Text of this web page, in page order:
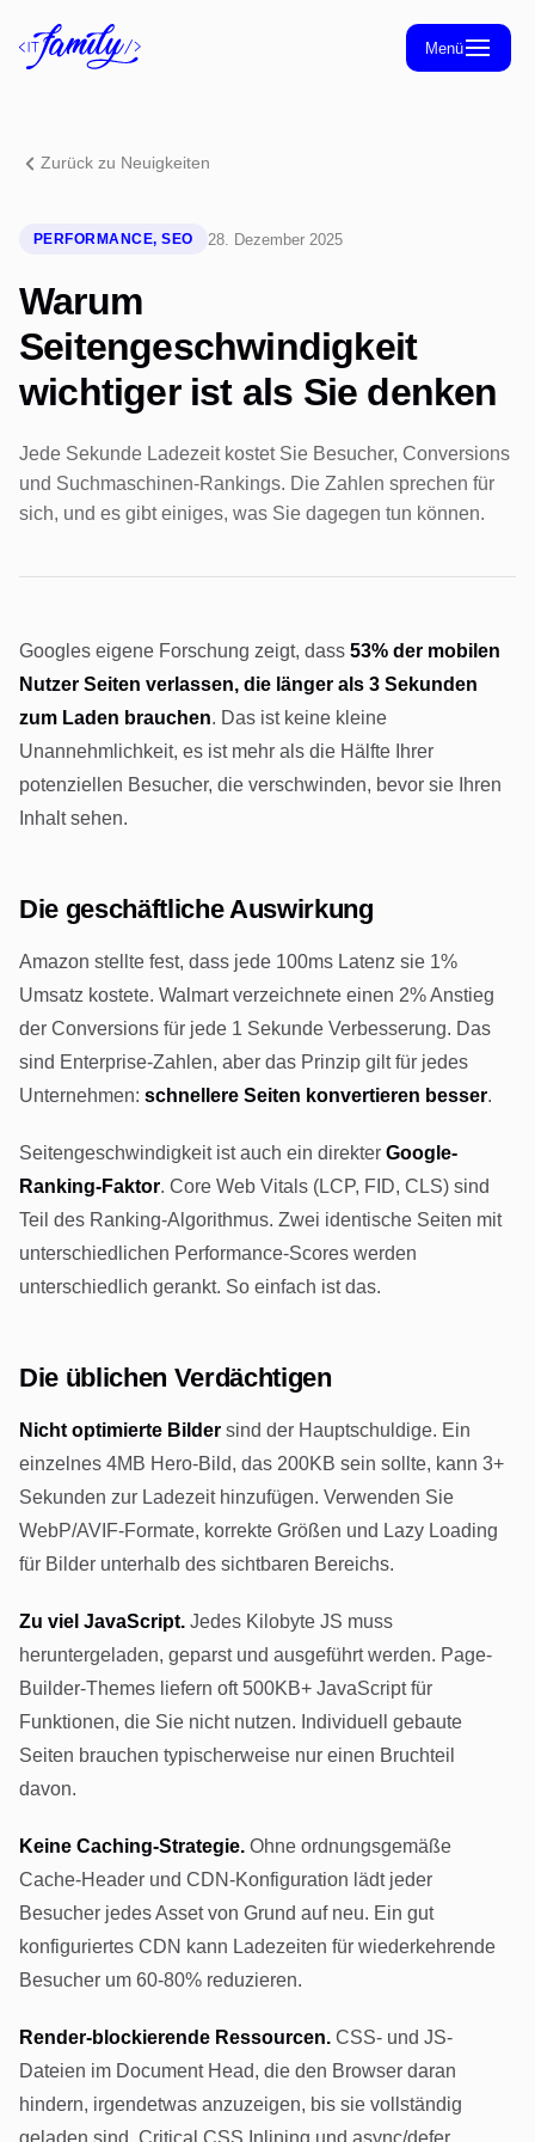
Menü
Zurück zu Neuigkeiten
PERFORMANCE, SEO 28. Dezember 2025
Warum
Seitengeschwindigkeit
wichtiger ist als Sie denken
Jede Sekunde Ladezeit kostet Sie Besucher, Conversions
und Suchmaschinen-Rankings. Die Zahlen sprechen für
sich, und es gibt einiges, was Sie dagegen tun können.
Googles eigene Forschung zeigt, dass 53% der mobilen
Nutzer Seiten verlassen, die länger als 3 Sekunden
zum Laden brauchen. Das ist keine kleine
Unannehmlichkeit, es ist mehr als die Hälfte Ihrer
potenziellen Besucher, die verschwinden, bevor sie Ihren
Inhalt sehen.
Die geschäftliche Auswirkung
Amazon stellte fest, dass jede 100ms Latenz sie 1%
Umsatz kostete. Walmart verzeichnete einen 2% Anstieg
der Conversions für jede 1 Sekunde Verbesserung. Das
sind Enterprise-Zahlen, aber das Prinzip gilt für jedes
Unternehmen: schnellere Seiten konvertieren besser.
Seitengeschwindigkeit ist auch ein direkter Google-
Ranking-Faktor. Core Web Vitals (LCP, FID, CLS) sind
Teil des Ranking-Algorithmus. Zwei identische Seiten mit
unterschiedlichen Performance-Scores werden
unterschiedlich gerankt. So einfach ist das.
Die üblichen Verdächtigen
Nicht optimierte Bilder sind der Hauptschuldige. Ein
einzelnes 4MB Hero-Bild, das 200KB sein sollte, kann 3+
Sekunden zur Ladezeit hinzufügen. Verwenden Sie
WebP/AVIF-Formate, korrekte Größen und Lazy Loading
für Bilder unterhalb des sichtbaren Bereichs.
Zu viel JavaScript. Jedes Kilobyte JS muss
heruntergeladen, geparst und ausgeführt werden. Page-
Builder-Themes liefern oft 500KB+ JavaScript für
Funktionen, die Sie nicht nutzen. Individuell gebaute
Seiten brauchen typischerweise nur einen Bruchteil
davon.
Keine Caching-Strategie. Ohne ordnungsgemäße
Cache-Header und CDN-Konfiguration lädt jeder
Besucher jedes Asset von Grund auf neu. Ein gut
konfiguriertes CDN kann Ladezeiten für wiederkehrende
Besucher um 60-80% reduzieren.
Render-blockierende Ressourcen. CSS- und JS-
Dateien im Document Head, die den Browser daran
hindern, irgendetwas anzuzeigen, bis sie vollständig
geladen sind. Critical CSS Inlining und async/defer